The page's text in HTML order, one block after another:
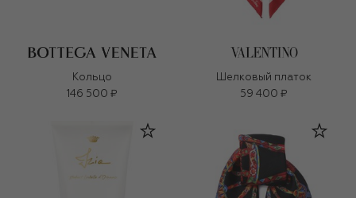
Кольцо
146 500 ₽
Шелковый платок
59 400 ₽